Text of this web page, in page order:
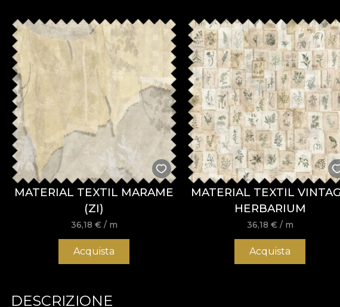
MATERIAL TEXTIL MARAME
(ZI)
36,18 € / m
Acquista
MATERIAL TEXTIL
HERBARIUM
36,18 € / m
Acquista
DESCRIZIONE